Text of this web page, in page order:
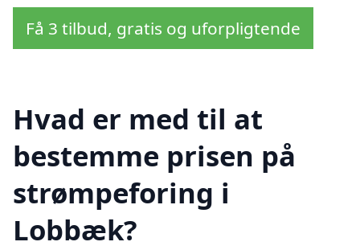
Få 3 tilbud, gratis og uforpligtende
Hvad er med til at
bestemme prisen på
strømpeforing i
Lobbæk?